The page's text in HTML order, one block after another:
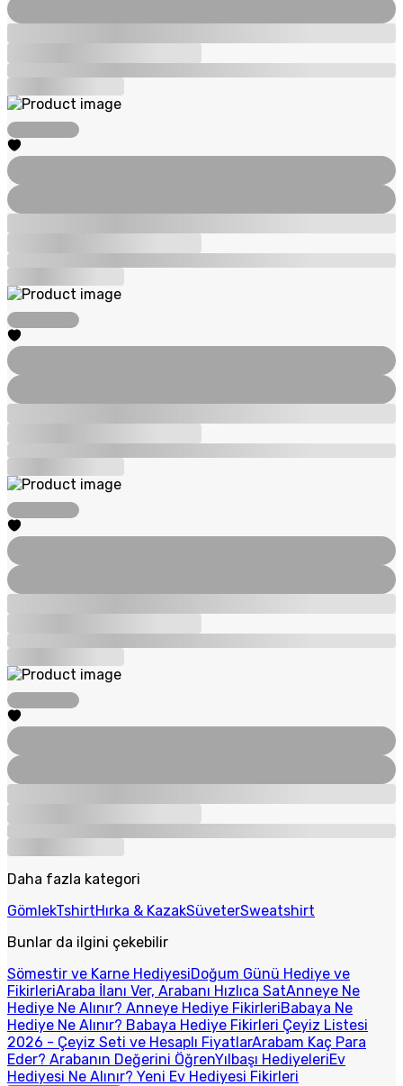
Daha fazla kategori
GömlekTshirtHırka & KazakSüveterSweatshirt
Bunlar da ilgini çekebilir
Sömestir ve Karne HediyesiDoğum Günü Hediye ve
FikirleriAraba İlanı Ver, Arabanı Hızlıca SatAnneye Ne
Hediye Ne Alınır? Anneye Hediye FikirleriBabaya Ne
Hediye Ne Alınır? Babaya Hediye Fikirleri Çeyiz Listesi
2026 - Çeyiz Seti ve Hesaplı FiyatlarArabam Kaç Para
Eder? Arabanın Değerini ÖğrenYılbaşı HediyeleriEv
Hediyesi Ne Alınır? Yeni Ev Hediyesi Fikirleri